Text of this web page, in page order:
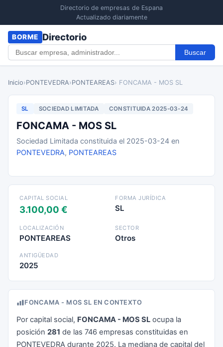
Directorio de empresas de Espana
Actualizado diariamente
BORME Directorio
Buscar
Inicio›PONTEVEDRA›PONTEAREAS› FONCAMA - MOS SL
SL SOCIEDAD LIMITADA CONSTITUIDA 2025-03-24
FONCAMA - MOS SL
Sociedad Limitada constituida el 2025-03-24 en
PONTEVEDRA, PONTEAREAS
CAPITAL SOCIAL
3.100,00 €
FORMA JURÍDICA
SL
LOCALIZACIÓN
PONTEAREAS
SECTOR
Otros
ANTIGÜEDAD
2025
FONCAMA - MOS SL EN CONTEXTO
Por capital social, FONCAMA - MOS SL ocupa la
posición 281 de las 746 empresas constituidas en
PONTEVEDRA durante 2025. La mediana de capital del